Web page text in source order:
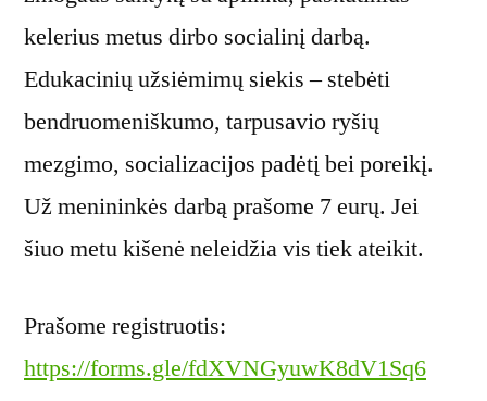
kelerius metus dirbo socialinį darbą.
Edukacinių užsiėmimų siekis – stebėti
bendruomeniškumo, tarpusavio ryšių
mezgimo, socializacijos padėtį bei poreikį.
Už menininkės darbą prašome 7 eurų. Jei
šiuo metu kišenė neleidžia vis tiek ateikit.
Prašome registruotis:
https://forms.gle/fdXVNGyuwK8dV1Sq6